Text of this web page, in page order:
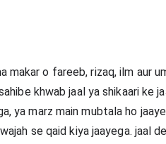
makar o fareeb, rizaq, ilm aur
khwab jaal ya shikaari ke
ya marz main mubtala ho
se qaid kiya jaayega. jaal